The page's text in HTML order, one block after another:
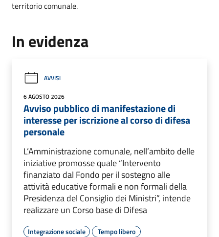
territorio comunale.
In evidenza
AVVISI
6 AGOSTO 2026
Avviso pubblico di manifestazione di
interesse per iscrizione al corso di difesa
personale
L’Amministrazione comunale, nell’ambito delle
iniziative promosse quale “Intervento
finanziato dal Fondo per il sostegno alle
attività educative formali e non formali della
Presidenza del Consiglio dei Ministri”, intende
realizzare un Corso base di Difesa
Integrazione sociale Tempo libero